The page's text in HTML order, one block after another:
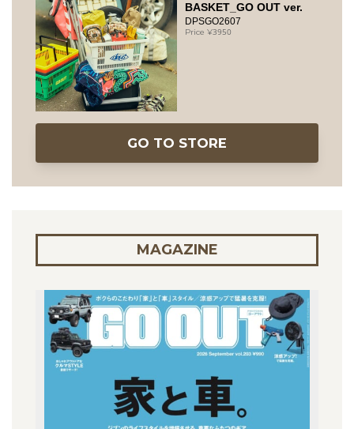
BASKET_GO OUT ver.
DPSGO2607
3950
GO TO STORE
MAGAZINE